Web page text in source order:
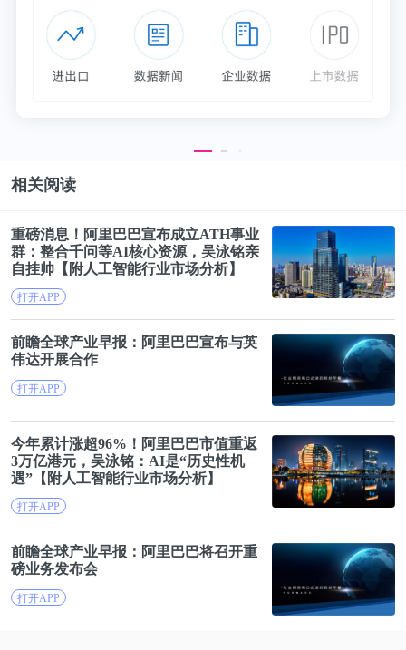
相关阅读
重磅消息！ 阿里巴巴宣布成立ATH事业
群：整合千问等AI核心资源，吴泳铭亲
自挂帅【附人工智能行业市场分析】
打开APP
前瞻全球产业早报： 阿里巴巴宣布与英
伟达开展合作
打开APP
今年累计涨超96%！ 阿里巴巴市值重返
3万亿港元，吴泳铭：AI是“历史性机
遇”【附人工智能行业市场分析】
打开APP
前瞻全球产业早报： 阿里巴巴将召开重
磅业务发布会
打开APP